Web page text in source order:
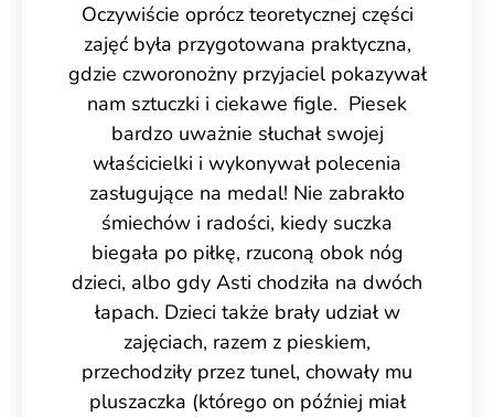
Oczywiście oprócz teoretycznej części
zajęć była przygotowana praktyczna,
gdzie czworonożny przyjaciel pokazywał
nam sztuczki i ciekawe figle. Piesek
bardzo uważnie słuchał swojej
właścicielki i wykonywał polecenia
zasługujące na medal! Nie zabrakło
śmiechów i radości, kiedy suczka
biegała po piłkę, rzuconą obok nóg
dzieci, albo gdy Asti chodziła na dwóch
łapach. Dzieci także brały udział w
zajęciach, razem z pieskiem,
przechodziły przez tunel, chowały mu
pluszaczka (którego on później miał